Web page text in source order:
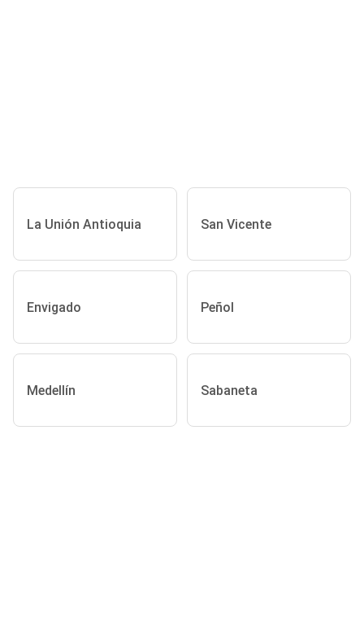
La Unión Antioquia San Vicente
Envigado Peñol
Medellín Sabaneta